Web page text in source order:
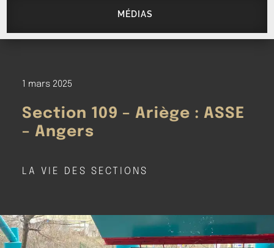
MÉDIAS
1 mars 2025
Section 109 – Ariège : ASSE
– Angers
LA VIE DES SECTIONS